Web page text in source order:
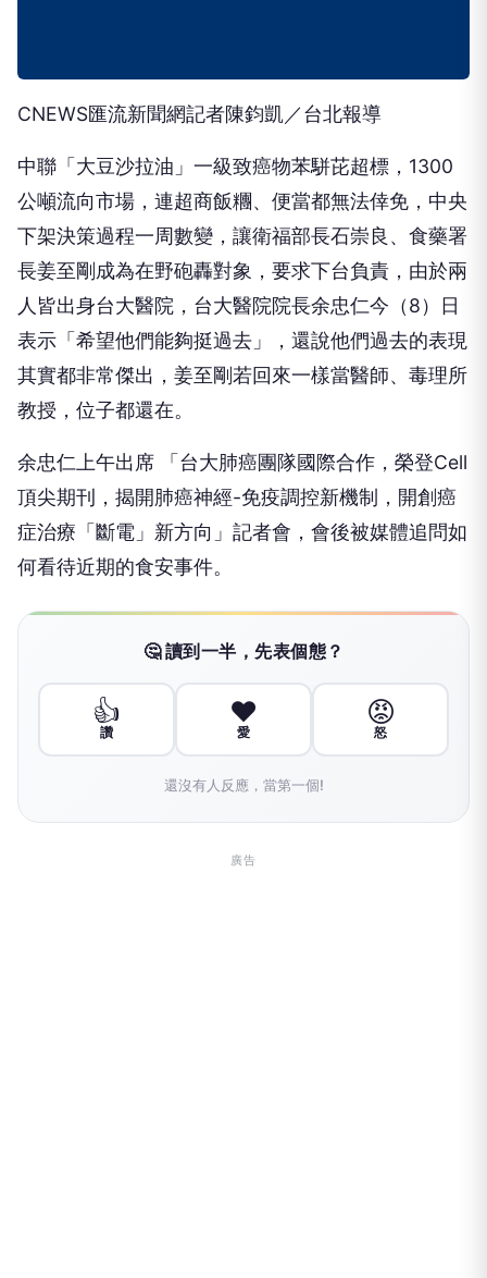
CNEWS匯流新聞網記者陳鈞凱／台北報導
中聯「大豆沙拉油」一級致癌物苯駢芘超標，1300
公噸流向市場，連超商飯糰、便當都無法倖免，中央
下架決策過程一周數變，讓衛福部長石崇良、食藥署
長姜至剛成為在野砲轟對象，要求下台負責，由於兩
人皆出身台大醫院，台大醫院院長余忠仁今（8）日
表示「希望他們能夠挺過去」，還說他們過去的表現
其實都非常傑出，姜至剛若回來一樣當醫師、毒理所
教授，位子都還在。
余忠仁上午出席 「台大肺癌團隊國際合作，榮登Cell
頂尖期刊，揭開肺癌神經-免疫調控新機制，開創癌
症治療「斷電」新方向」記者會，會後被媒體追問如
何看待近期的食安事件。
🤔 讀到一半，先表個態？
👍
讚
❤️
愛
😡
怒
還沒有人反應，當第一個!
廣告